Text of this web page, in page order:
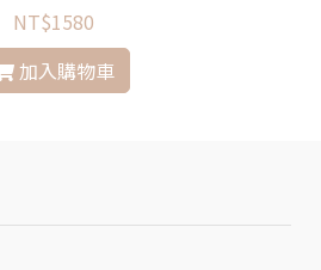
NT$1580
加入購物車